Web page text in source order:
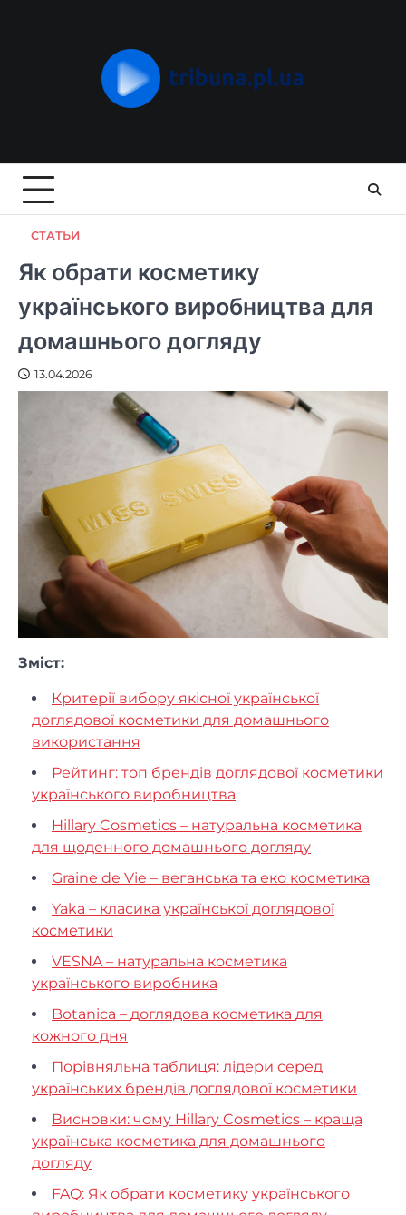
СТАТЬИ
Як обрати косметику
українського виробництва для
домашнього догляду
13.04.2026
Зміст:
Критерії вибору якісної української
доглядової косметики для домашнього
використання
Рейтинг: топ брендів доглядової косметики
українського виробництва
Hillary Cosmetics – натуральна косметика
для щоденного домашнього догляду
Graine de Vie – веганська та еко косметика
Yaka – класика української доглядової
косметики
VESNA – натуральна косметика
українського виробника
Botanica – доглядова косметика для
кожного дня
Порівняльна таблиця: лідери серед
українських брендів доглядової косметики
Висновки: чому Hillary Cosmetics – краща
українська косметика для домашнього
догляду
FAQ: Як обрати косметику українського